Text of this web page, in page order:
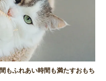
もふれあい時間も満たすおもち